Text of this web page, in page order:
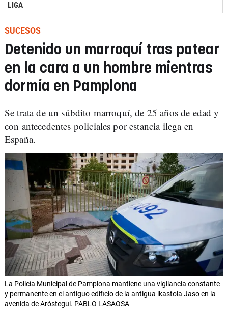
LIGA
SUCESOS
Detenido un marroquí tras patear
en la cara a un hombre mientras
dormía en Pamplona
Se trata de un súbdito marroquí, de 25 años de edad y
con antecedentes policiales por estancia ilega en
España.
La Policía Municipal de Pamplona mantiene una vigilancia constante
y permanente en el antiguo edificio de la antigua ikastola Jaso en la
avenida de Aróstegui. PABLO LASAOSA